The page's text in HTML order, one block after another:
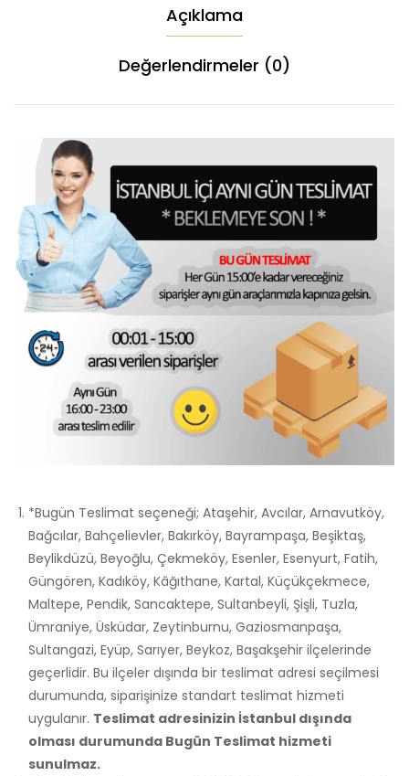
Açıklama
Değerlendirmeler (0)
*Bugün Teslimat seçeneği; Ataşehir, Avcılar, Arnavutköy,
Bağcılar, Bahçelievler, Bakırköy, Bayrampaşa, Beşiktaş,
Beylikdüzü, Beyoğlu, Çekmeköy, Esenler, Esenyurt, Fatih,
Güngören, Kadıköy, Kâğıthane, Kartal, Küçükçekmece,
Maltepe, Pendik, Sancaktepe, Sultanbeyli, Şişli, Tuzla,
Ümraniye, Üsküdar, Zeytinburnu, Gaziosmanpaşa,
Sultangazi, Eyüp, Sarıyer, Beykoz, Başakşehir ilçelerinde
geçerlidir. Bu ilçeler dışında bir teslimat adresi seçilmesi
durumunda, siparişinize standart teslimat hizmeti
uygulanır. Teslimat adresinizin İstanbul dışında
olması durumunda Bugün Teslimat hizmeti
sunulmaz.